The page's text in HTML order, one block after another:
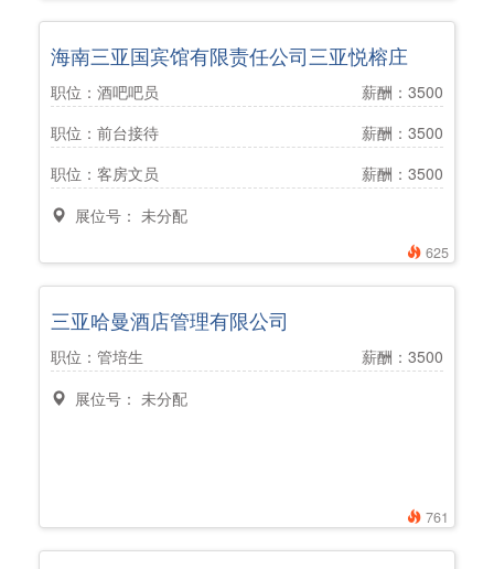
625
海南三亚国宾馆有限责任公司三亚悦榕庄
职位：酒吧吧员
薪酬：3500
职位：前台接待
薪酬：3500
职位：客房文员
薪酬：3500
展位号： 未分配
761
三亚哈曼酒店管理有限公司
职位：管培生
薪酬：3500
展位号： 未分配